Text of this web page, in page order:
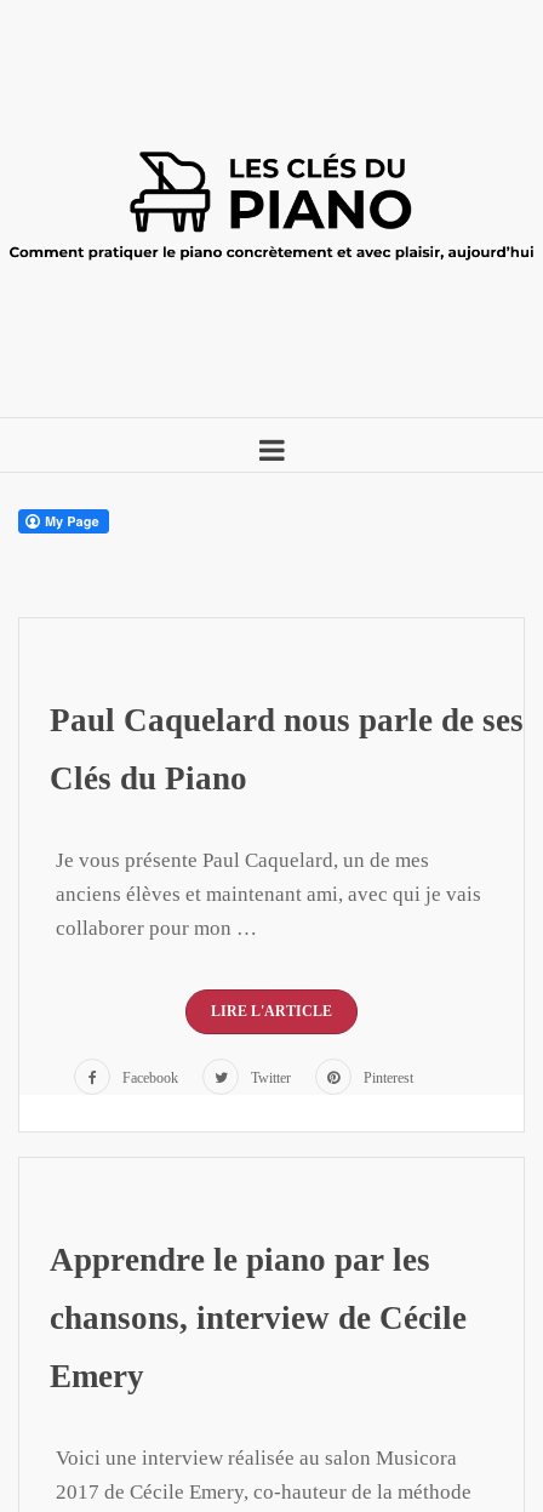
Paul Caquelard nous parle de ses
Clés du Piano
Je vous présente Paul Caquelard, un de mes
anciens élèves et maintenant ami, avec qui je vais
collaborer pour mon …
LIRE L'ARTICLE
Facebook Twitter Pinterest
Apprendre le piano par les
chansons, interview de Cécile
Emery
Voici une interview réalisée au salon Musicora
2017 de Cécile Emery, co-hauteur de la méthode